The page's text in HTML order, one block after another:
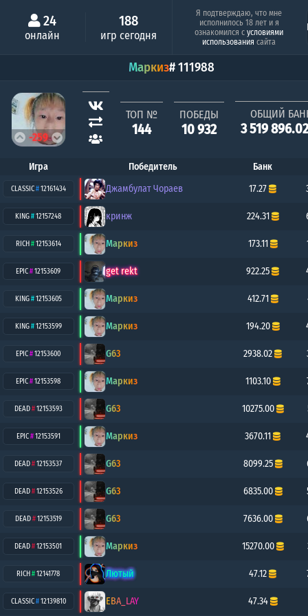
24
онлайн
188
игр сегодня
Минимальный шанс
Люся
0.28%
Я подтверждаю, что мне
исполнилось 18 лет и я
ознакомился сусловиями
использования сайта
Маркиз# 111988
-259
ТОП №
144
ПОБЕДЫ
10 932
ОБЩИЙ
3 519
Игра Победитель Банк
CLASSIC#12161434 Джамбулат Чораев 17.27
KING#12157248 кринж 224.31
RICH#12153614 Маркиз 173.11
EPIC#12153609 get rekt 922.25
KING#12153605 Маркиз 412.71
KING#12153599 Маркиз 194.20
EPIC#12153600 G63 2938.02
EPIC#12153598 Маркиз 1103.10
DEAD#12153593 G63 10275.00
EPIC#12153591 Маркиз 3670.11
DEAD#12153537 G63 8099.25
DEAD#12153526 G63 6835.00
DEAD#12153519 G63 7636.00
DEAD#12153501 Маркиз 15270.00
RICH#12141778 Лютый 47.12
CLASSIC#12139810 EBA_LAY 47.34